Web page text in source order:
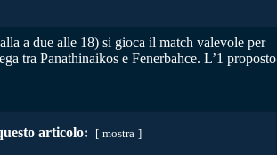
a due alle 18) si gioca il match valevole per
tra Panathinaikos e Fenerbahce. L’1 proposto
articolo: mostra